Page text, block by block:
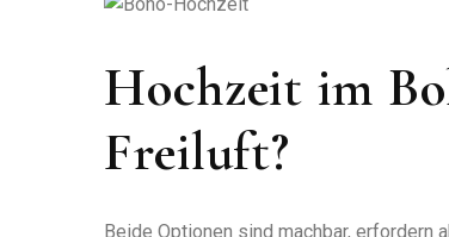
Hochzeit im
Freiluft?
Beide Optionen sind machbar, erfordern